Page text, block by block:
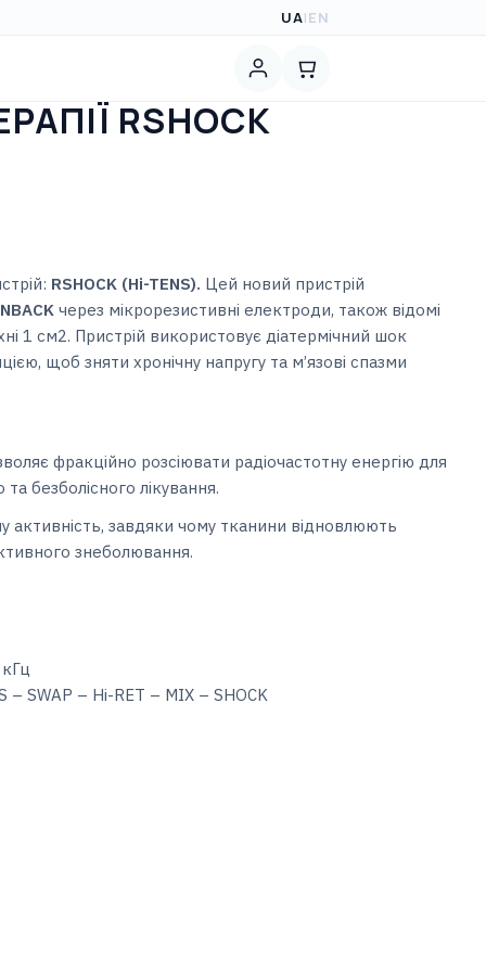
UA|EN
RSHOCK
RSHOCK (Hi-TENS). Цей новий пристрій
через мікрорезистивні електроди, також відомі
1 см2. Пристрій використовує діатермічний шок
щоб зняти хронічну напругу та м’язові спазми
фракційно розсіювати радіочастотну енергію для
безболісного лікування.
активність, завдяки чому тканини відновлюють
знеболювання.
SWAP – Hi-RET – MIX – SHOCK